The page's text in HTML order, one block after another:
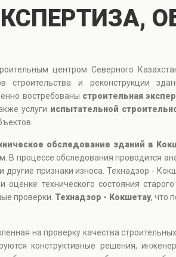
центром Северного
и реконструкции
востребованы строительная
услуги испытательной
обследование зданий в
В процессе обследования проводится
признаки износа. Технадзор -
технического состояния
проверки. Технадзор - Кокшетау, что
на проверку качества
конструктивные решения,